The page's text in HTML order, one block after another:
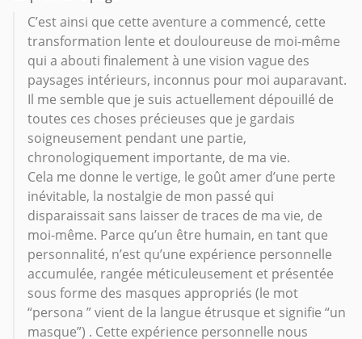
C’est ainsi que cette aventure a commencé, cette
transformation lente et douloureuse de moi-même
qui a abouti finalement à une vision vague des
paysages intérieurs, inconnus pour moi auparavant.
Il me semble que je suis actuellement dépouillé de
toutes ces choses précieuses que je gardais
soigneusement pendant une partie,
chronologiquement importante, de ma vie.
Сela me donne le vertige, le goût amer d’une perte
inévitable, la nostalgie de mon passé qui
disparaissait sans laisser de traces de ma vie, de
moi-même. Parce qu’un être humain, en tant que
personnalité, n’est qu’une expérience personnelle
accumulée, rangée méticuleusement et présentée
sous forme des masques appropriés (le mot
“persona ” vient de la langue étrusque et signifie “un
masque”) . Cette expérience personnelle nous